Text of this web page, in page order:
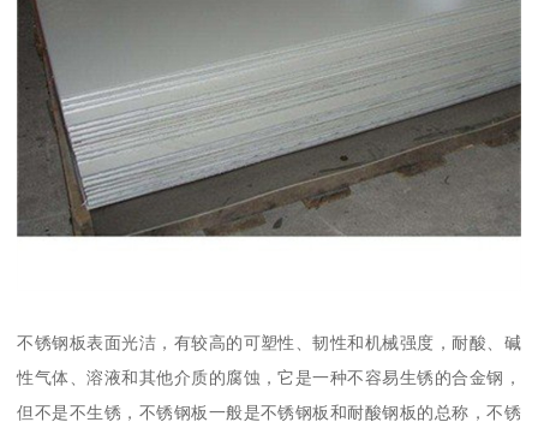
不锈钢板表面光洁，有较高的可塑性、韧性和机械强度，耐酸、碱
性气体、溶液和其他介质的腐蚀，它是一种不容易生锈的合金钢，
但不是不生锈，不锈钢板一般是不锈钢板和耐酸钢板的总称，不锈